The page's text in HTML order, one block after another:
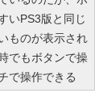
いPS3版と同じ
ものが表示され
でもボタンで操
で操作できる